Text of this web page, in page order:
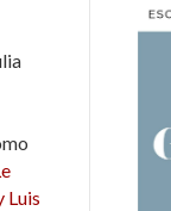
Luis